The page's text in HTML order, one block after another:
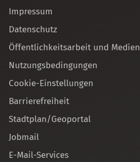
Impressum
Datenschutz
Öffentlichkeitsarbeit und Medien
Nutzungsbedingungen
Cookie-Einstellungen
Barrierefreiheit
Stadtplan/Geoportal
Jobmail
E-Mail-Services